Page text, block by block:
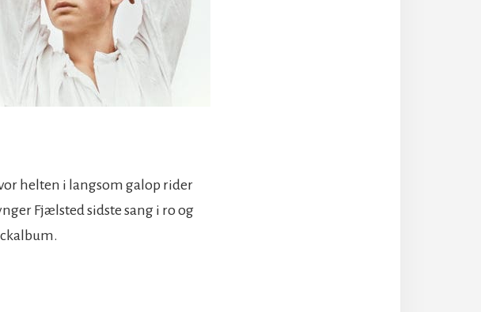
helten i langsom galop rider
Fjælsted sidste sang i ro og